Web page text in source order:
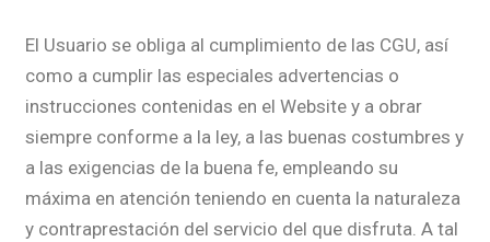
El Usuario se obliga al cumplimiento de las CGU, así
como a cumplir las especiales advertencias o
instrucciones contenidas en el Website y a obrar
siempre conforme a la ley, a las buenas costumbres y
a las exigencias de la buena fe, empleando su
máxima en atención teniendo en cuenta la naturaleza
y contraprestación del servicio del que disfruta. A tal